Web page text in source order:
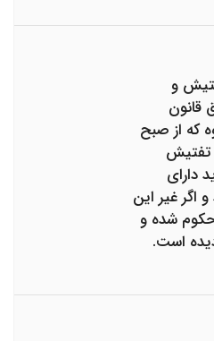
و
قانون
که از صبح
تفتیش
دارای
اگر غیر این
شده و
است.